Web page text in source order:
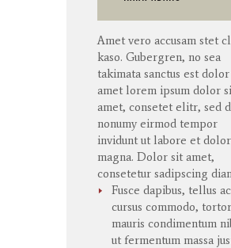
Amet vero accusam stet
kaso. Gubergren, no sea
takimata sanctus est
amet lorem ipsum dolor
amet, consetet elitr, sed
nonumy eirmod tempor
invidunt ut labore et
magna. Dolor sit amet,
consetetur sadipscing
Fusce dapibus, tellus ac
cursus commodo, tortor
mauris condimentum
ut fermentum massa